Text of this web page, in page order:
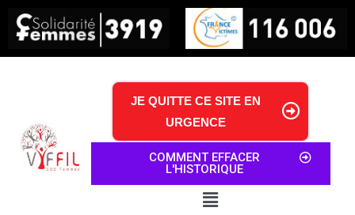
JE QUITTE CE SITE EN
URGENCE
COMMENT EFFACER
L'HISTORIQUE